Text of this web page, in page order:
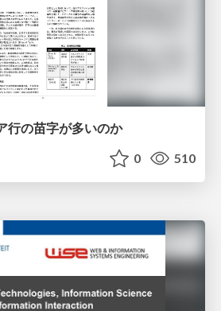
行の苗字が多いのか
0 510